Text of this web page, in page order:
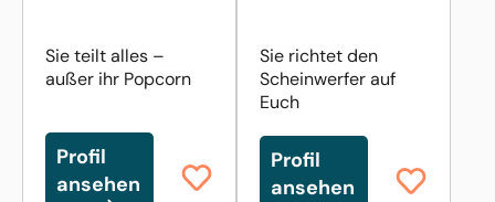
Sie teilt alles –
außer ihr Popcorn
Profil
ansehen
Sie richtet den
Scheinwerfer auf
Euch
Profil
ansehen